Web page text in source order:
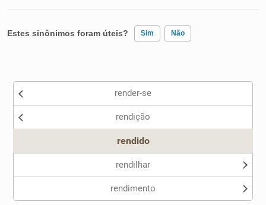
Dicionário
Estes sinônimos foram úteis? Sim Não
Nenhum dos sinônimos apresentados me ajudou
render-se
rendição
rendido
rendilhar
rendimento